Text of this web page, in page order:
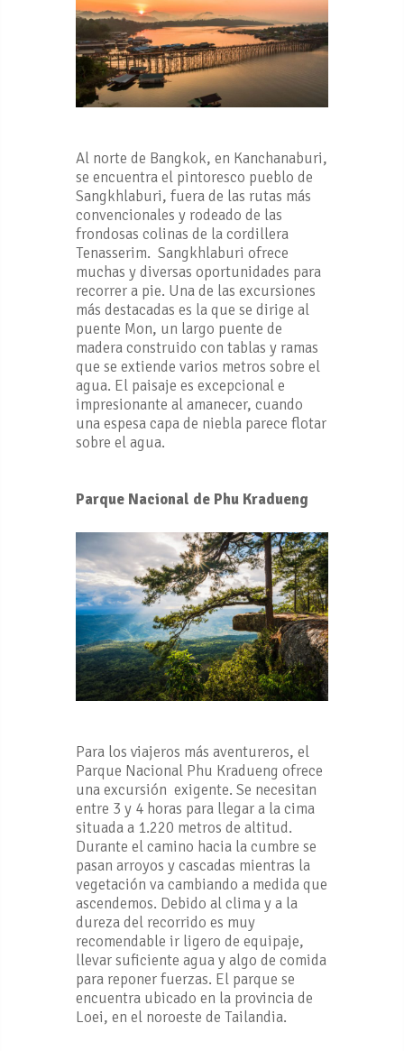
Al norte de Bangkok, en Kanchanaburi,
se encuentra el pintoresco pueblo de
Sangkhlaburi, fuera de las rutas más
convencionales y rodeado de las
frondosas colinas de la cordillera
Tenasserim. Sangkhlaburi ofrece
muchas y diversas oportunidades para
recorrer a pie. Una de las excursiones
más destacadas es la que se dirige al
puente Mon, un largo puente de
madera construido con tablas y ramas
que se extiende varios metros sobre el
agua. El paisaje es excepcional e
impresionante al amanecer, cuando
una espesa capa de niebla parece flotar
sobre el agua.
Parque Nacional de Phu Kradueng
Para los viajeros más aventureros, el
Parque Nacional Phu Kradueng ofrece
una excursión exigente. Se necesitan
entre 3 y 4 horas para llegar a la cima
situada a 1.220 metros de altitud.
Durante el camino hacia la cumbre se
pasan arroyos y cascadas mientras la
vegetación va cambiando a medida que
ascendemos. Debido al clima y a la
dureza del recorrido es muy
recomendable ir ligero de equipaje,
llevar suficiente agua y algo de comida
para reponer fuerzas. El parque se
encuentra ubicado en la provincia de
Loei, en el noroeste de Tailandia.